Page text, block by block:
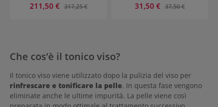
Prezzo di vendita:
211,50 € Prezzo normale:
317,25 €
Prezzo di vendita:
31,50 € Prezzo normale:
37,50 €
Che cos’è il tonico viso?
Il tonico viso viene utilizzato dopo la pulizia del viso per
rinfrescare e tonificare la pelle. In questa fase vengono
eliminate anche le ultime impurità. La pelle viene così